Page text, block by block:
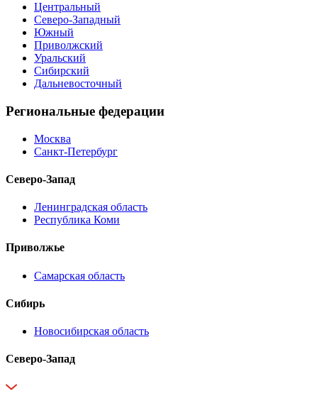
Центральный
Северо-Западный
Южный
Приволжский
Уральский
Сибирский
Дальневосточный
Региональные федерации
Москва
Санкт-Петербург
Северо-Запад
Ленинградская область
Республика Коми
Приволжье
Самарская область
Сибирь
Новосибирская область
Северо-Запад